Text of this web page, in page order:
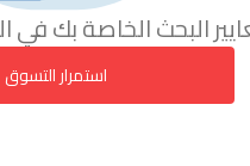
البحث الخاصة بك في
استمرار التسوق